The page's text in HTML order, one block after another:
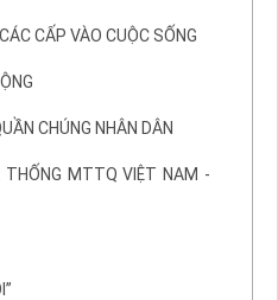
CẤP VÀO CUỘC SỐNG
CHÚNG NHÂN DÂN
THỐNG MTTQ VIỆT NAM -